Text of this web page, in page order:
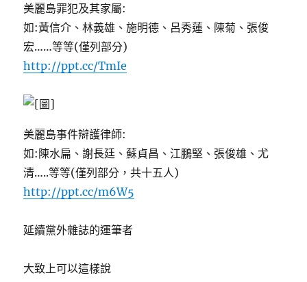
美麗島罪犯及其家屬:
如:黃信介、林義雄、施明德、呂秀蓮、陳菊、張俊
宏……等等(僅列部分)
http://ppt.cc/TmIe
美麗島事件辯護律師:
如:陳水扁、謝長廷、蘇貞昌、江鵬堅、張俊雄、尤
清…..等等(僅列部分，共十五人)
http://ppt.cc/m6W5
延續黨外雜誌的運筆者
大致上可以這樣說